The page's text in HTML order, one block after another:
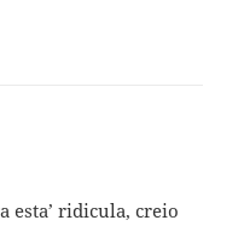
esta’ ridicula, creio